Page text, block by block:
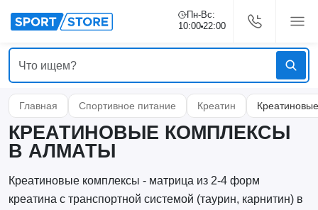
Пн-Вс:
10:00 22:00
Главная Спортивное питание Креатин
КРЕАТИНОВЫЕ КОМПЛЕКСЫ
В АЛМАТЫ
Креатиновые комплексы - матрица из 2-4 форм
креатина с транспортной системой (таурин, карнитин) в